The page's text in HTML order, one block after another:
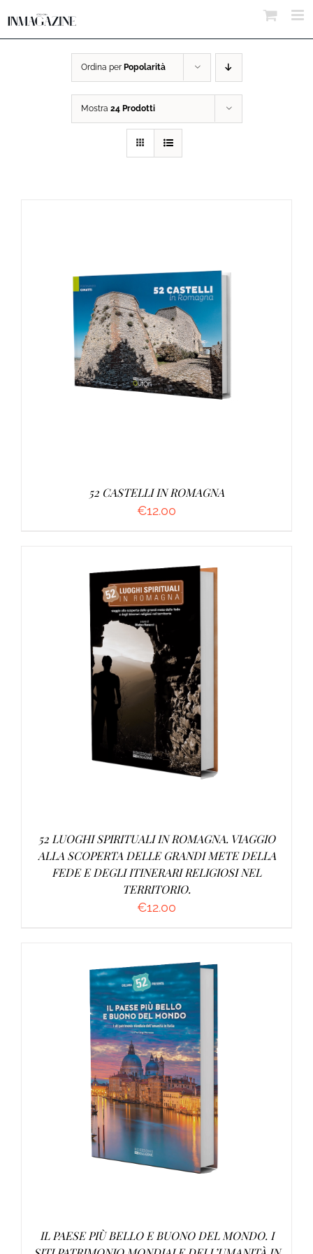
Ordina per Popolarità
Mostra 24 Prodotti
AGGIUNGI AL CARRELLO / DETTAGLI
52 CASTELLI IN ROMAGNA
€12.00
AGGIUNGI AL CARRELLO /
52 LUOGHI SPIRITUALI IN ROMAGNA. VIAGGIO
ALLA SCOPERTA DELLE GRANDI METE DELLA
FEDE E DEGLI ITINERARI RELIGIOSI NEL
TERRITORIO.
€12.00
AGGIUNGI AL CARRELLO /
IL PAESE PIÙ BELLO E BUONO DEL MONDO. I